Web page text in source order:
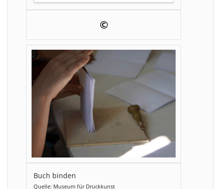
©
Buch binden
Quelle: Museum für Druckkunst